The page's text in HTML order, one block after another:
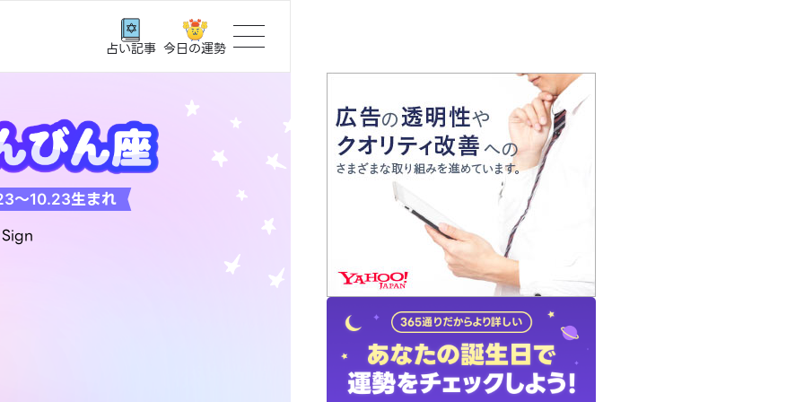
占い記事 今日の運勢
トップ
ユーザーの声
占いの流れ
おすすめの占い師
よくある質問
〜10.23生まれ